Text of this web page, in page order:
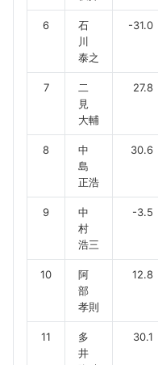
6
石
川
泰之
-31.0
7
二
見
大輔
27.8
8
中
島
正浩
30.6
9
中
村
浩三
-3.5
10
阿
部
孝則
12.8
11
多
井
30.1